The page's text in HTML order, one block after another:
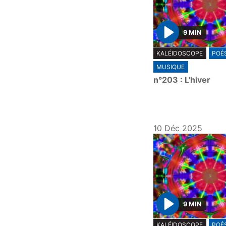
P
l
a
y
9 MIN
KALÉIDOSCOPE
MUSIQUE
n°203 : L'hiver
10 Déc 2025
P
9 MIN